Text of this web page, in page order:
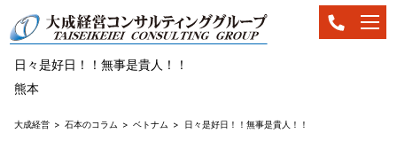
日々是好日！！無事是貴人！！
熊本
大成経営 石本のコラム ベトナム 日々是好日！！無事是貴人！！